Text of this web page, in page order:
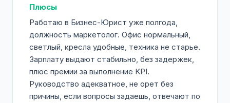
Плюсы
Работаю в Бизнес-Юрист уже полгода,
должность маркетолог. Офис нормальный,
светлый, кресла удобные, техника не старье.
Зарплату выдают стабильно, без задержек,
плюс премии за выполнение KPI.
Руководство адекватное, не орет без
причины, если вопросы задаешь, отвечают по